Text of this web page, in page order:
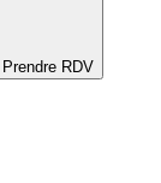
Prendre RDV